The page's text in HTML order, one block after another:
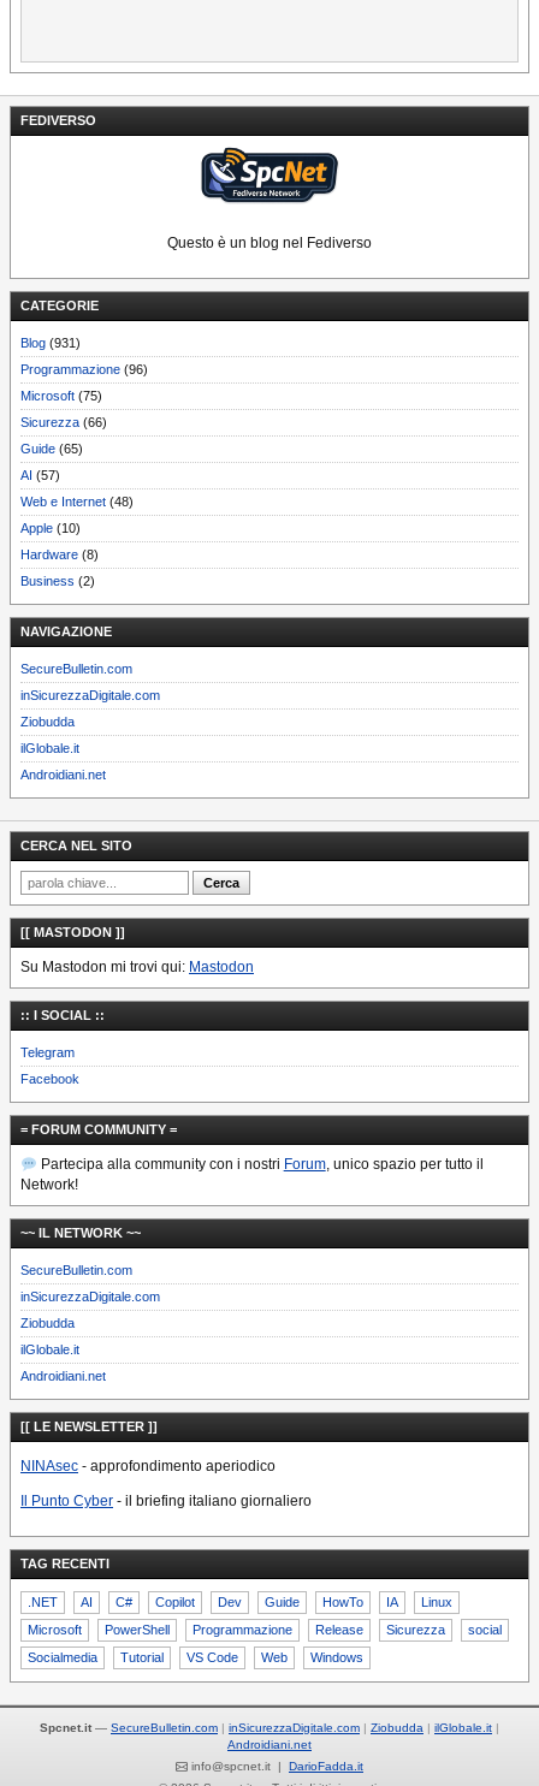
FEDIVERSO
Questo è un blog nel Fediverso
CATEGORIE
Blog (931)
Programmazione (96)
Microsoft (75)
Sicurezza (66)
Guide (65)
AI (57)
Web e Internet (48)
Apple (10)
Hardware (8)
Business (2)
NAVIGAZIONE
SecureBulletin.com
inSicurezzaDigitale.com
Ziobudda
ilGlobale.it
Androidiani.net
CERCA NEL SITO
[[ MASTODON ]]
Su Mastodon mi trovi qui: Mastodon
:: I SOCIAL ::
Telegram
Facebook
= FORUM COMMUNITY =
Partecipa alla community con i nostri Forum, unico spazio per tutto il
Network!
~~ IL NETWORK ~~
SecureBulletin.com
inSicurezzaDigitale.com
Ziobudda
ilGlobale.it
Androidiani.net
[[ LE NEWSLETTER ]]
NINAsec - approfondimento aperiodico
Il Punto Cyber - il briefing italiano giornaliero
TAG RECENTI
.NET AI C# Copilot Dev Guide HowTo IA
Linux
Microsoft
PowerShell Programmazione Release Sicurezza
social
Socialmedia
Tutorial VS Code Web Windows
Spcnet.it— SecureBulletin.com inSicurezzaDigitale.com Ziobudda
ilGlobale.it
Androidiani.net
info@spcnet.it | DarioFadda.it